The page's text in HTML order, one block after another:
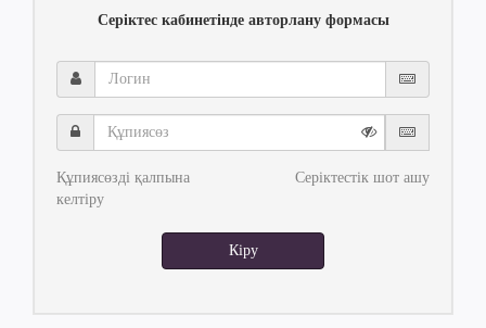
Серіктес кабинетінде авторлану формасы
Логин
Құпиясөз
Құпиясөзді қалпына
келтіру
Серіктестік шот ашу
Кіру